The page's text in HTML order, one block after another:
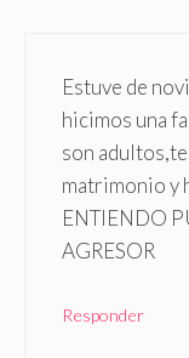
Estuve de
hicimos una
son
matrimonio y
ENTIENDO
AGRESOR
Responder